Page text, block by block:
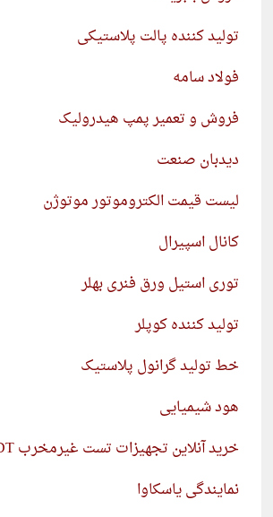
تولید کننده پالت پلاستیکی
فولاد سامه
فروش و تعمیر پمپ هیدرولیک
دیدبان صنعت
لیست قیمت الکتروموتور موتوژن
کانال اسپیرال
توری استیل ورق فنری بهلر
تولید کننده کوپلر
خط تولید گرانول پلاستیک
هود شیمیایی
خرید آنلاین تجهیزات تست غیرمخرب NDT
نمایندگی یاسکاوا